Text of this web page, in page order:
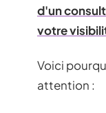
d'un
votre
Voici
attention :